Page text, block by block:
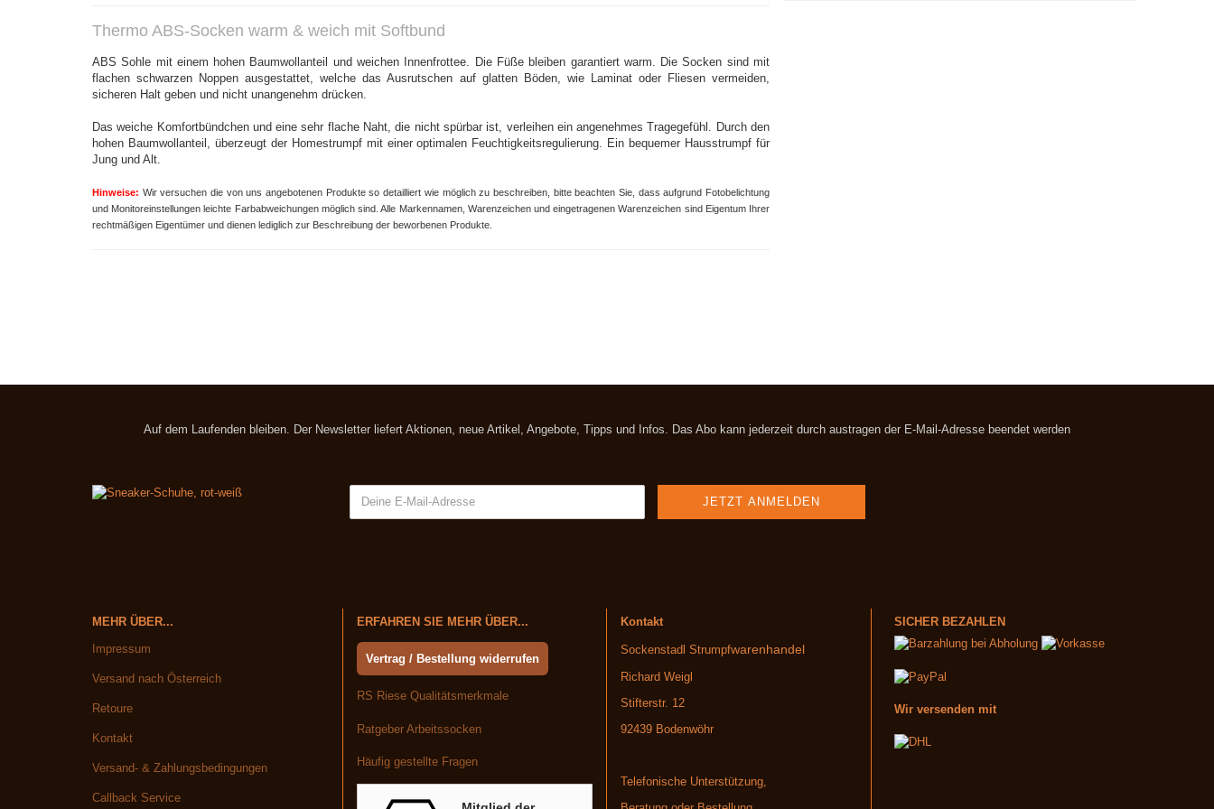
Thermo ABS-Socken warm & weich mit Softbund
ABS Sohle mit einem hohen Baumwollanteil und weichen Innenfrottee. Die Füße bleiben garantiert warm. Die Socken sind mit
flachen schwarzen Noppen ausgestattet, welche das Ausrutschen auf glatten Böden, wie Laminat oder Fliesen vermeiden,
sicheren Halt geben und nicht unangenehm drücken.
Das weiche Komfortbündchen und eine sehr flache Naht, die nicht spürbar ist, verleihen ein angenehmes Tragegefühl. Durch den
hohen Baumwollanteil, überzeugt der Homestrumpf mit einer optimalen Feuchtigkeitsregulierung. Ein bequemer Hausstrumpf für
Jung und Alt.
Hinweise: Wir versuchen die von uns angebotenen Produkte so detailliert wie möglich zu beschreiben, bitte beachten Sie, dass aufgrund Fotobelichtung
und Monitoreinstellungen leichte Farbabweichungen möglich sind. Alle Markennamen, Warenzeichen und eingetragenen Warenzeichen sind Eigentum Ihrer
rechtmäßigen Eigentümer und dienen lediglich zur Beschreibung der beworbenen Produkte.
Auf dem Laufenden bleiben. Der Newsletter liefert Aktionen, neue Artikel, Angebote, Tipps und Infos. Das Abo kann jederzeit durch austragen der E-Mail-Adresse beendet werden
MEHR ÜBER...
Impressum
Versand nach Österreich
Retoure
Kontakt
Versand- & Zahlungsbedingungen
Callback Service
ERFAHREN SIE MEHR ÜBER...
Vertrag / Bestellung widerrufen
RS Riese Qualitätsmerkmale
Ratgeber Arbeitssocken
Häufig gestellte Fragen
Kontakt
Sockenstadl Strumpfwarenhandel
Richard Weigl
Stifterstr. 12
92439 Bodenwöhr
Telefonische Unterstützung,
SICHER BEZAHLEN
Wir versenden mit